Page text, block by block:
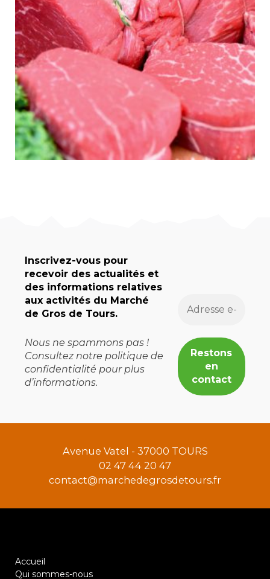
Inscrivez-vous pour
recevoir des actualités et
des informations relatives
aux activités du Marché
de Gros de Tours.
Nous ne spammons pas !
Consultez notre politique de
confidentialité pour plus
d’informations.
Avenue Vatel - 37000 TOURS
02 47 44 20 47
contact@marchedegrosdetours.fr
Accueil
Qui sommes-nous